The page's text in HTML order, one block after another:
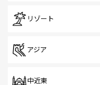
リゾート
アジア
中近東